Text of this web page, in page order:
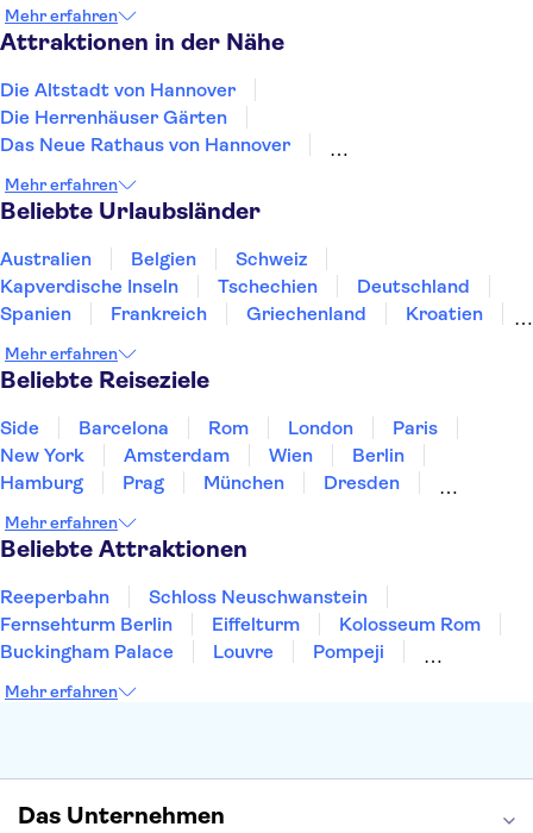
Mehr erfahren
Attraktionen in der Nähe
Die Altstadt von Hannover
Die Herrenhäuser Gärten
Das Neue Rathaus von Hannover
Elbphilharmonie
St Pauli
Speicherstadt
Frauenkirche Dresden
HafenCity
Berliner Mauer
Semperoper Dresden
Neues Grünes Gewölbe
Fernsehturm Berlin
Mehr erfahren
Beliebte Urlaubsländer
Australien Belgien
Schweiz
Kapverdische Inseln
Tschechien
Deutschland
Spanien
Frankreich Griechenland
Kroatien
Norwegen
Polen
Mehr erfahren
Beliebte Reiseziele
Side Barcelona Rom London
Paris
New York
Amsterdam Wien
Berlin
Hamburg
Prag München
Dresden
Heidelberg
Bremen
Mehr erfahren
Beliebte Attraktionen
Reeperbahn
Schloss Neuschwanstein
Fernsehturm Berlin
Eiffelturm
Kolosseum Rom
Buckingham Palace
Louvre
Pompeji
Moulin Rouge
Mehr erfahren
Das Unternehmen